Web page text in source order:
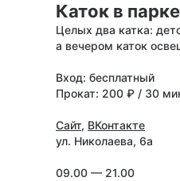
Каток в
Целых два катка:
а вечером каток
Вход: бесплатный
Прокат: 200 ₽ / 30
Сайт, ВКонтакте
ул. Николаева, 6а
09.00 — 21.00